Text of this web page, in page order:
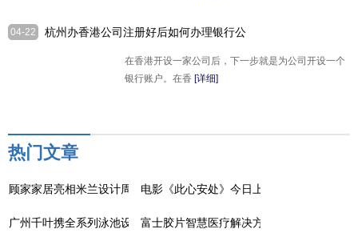
04-22
杭州办香港公司注册好后如何办理银行公
在香港开设一家公司后，下一步就是为公司开设一个
银行账户。在香 [详细]
热门文章
顾家家居亮相米兰设计周：以设计为桥，连接东方美学与全球视野
电影《此心安处》今日上映 《阿甘正传》
广州千叶携全系列泳池设备亮相2025天津沐博会，珍珠岩过滤器成焦点
富士胶片智慧医疗解决方案闪耀第91届